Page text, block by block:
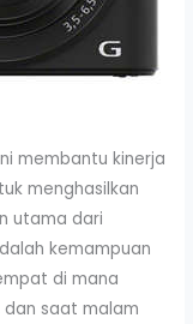
membantu kinerja
menghasilkan
utama dari
kemampuan
di mana
saat malam